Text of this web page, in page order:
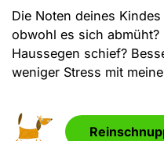
Die Noten deines
obwohl es sich abmüht?
Haussegen schief?
weniger Stress mit